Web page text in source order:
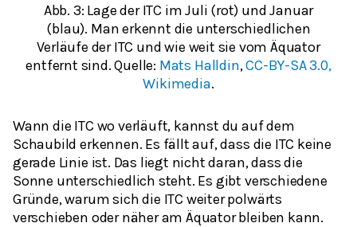
Abb. 3: Lage der ITC im Juli (rot) und Januar
(blau). Man erkennt die unterschiedlichen
Verläufe der ITC und wie weit sie vom Äquator
entfernt sind. Quelle: Mats Halldin,CC-BY-SA 3.0,
Wikimedia.
Wann die ITC wo verläuft, kannst du auf dem
Schaubild erkennen. Es fällt auf, dass die ITC keine
gerade Linie ist. Das liegt nicht daran, dass die
Sonne unterschiedlich steht. Es gibt verschiedene
Gründe, warum sich die ITC weiter polwärts
verschieben oder näher am Äquator bleiben kann.